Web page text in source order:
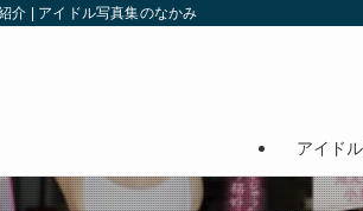
介 | アイドル写真集のなかみ
アイド